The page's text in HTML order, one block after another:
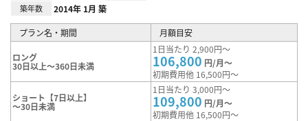
築年数 2014年 1月 築
プラン名・期間 月額目安
ロング
30日以上～360日未満
1日当たり 2,900円～
106,800 円/月～
初期費用他 16,500円～
ショート【7日以上】
～30日未満
1日当たり 3,000円～
109,800 円/月～
初期費用他 16,500円～